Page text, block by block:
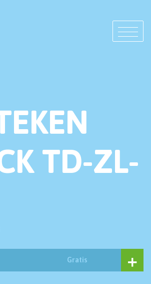
TD-ZL-
Gratis